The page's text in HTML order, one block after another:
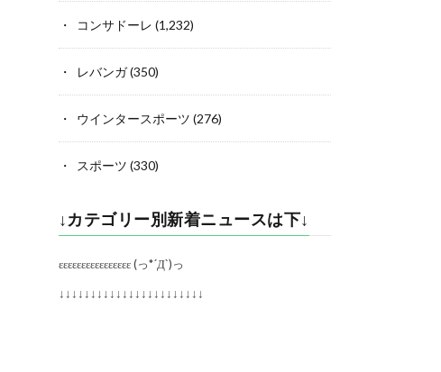
コンサドーレ (1,232)
レバンガ(350)
ウインタースポーツ (276)
スポーツ (330)
↓カテゴリー別新着ニュースは下↓
εεεεεεεεεεεεεεεε (っ*´Д`)っ
↓↓↓↓↓↓↓↓↓↓↓↓↓↓↓↓↓↓↓↓↓↓↓